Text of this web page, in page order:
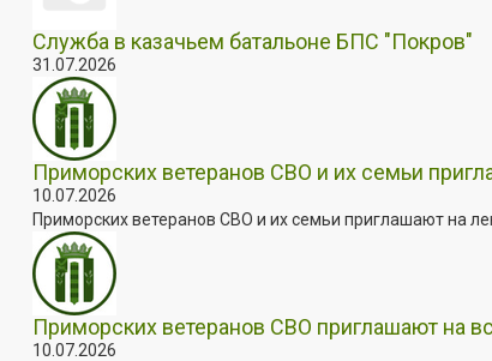
Служба в казачьем батальоне БПС "Покров"
31.07.2026
Приморских ветеранов СВО и их семьи
10.07.2026
Приморских ветеранов СВО и их семьи приглашают на
Приморских ветеранов СВО приглашают на
10.07.2026